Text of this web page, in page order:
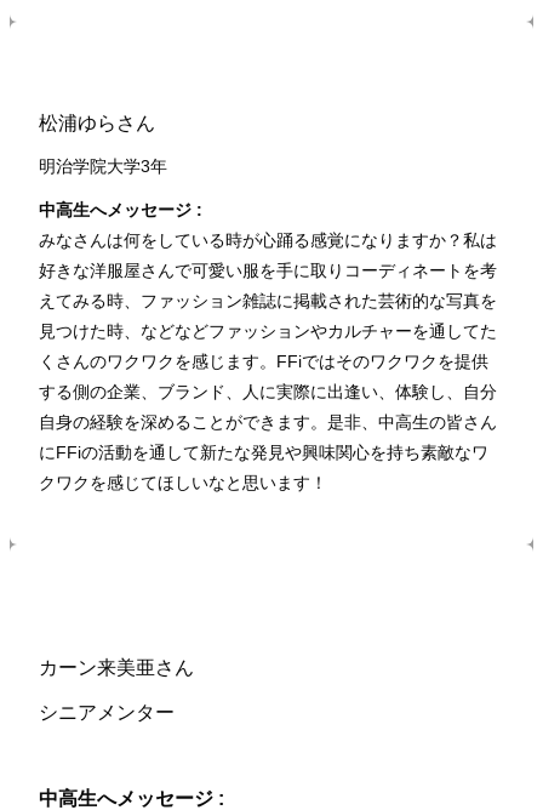
松浦ゆらさん
明治学院大学3年
中高生へメッセージ :
みなさんは何をしている時が心踊る感覚になりますか？私は
好きな洋服屋さんで可愛い服を手に取りコーディネートを考
えてみる時、ファッション雑誌に掲載された芸術的な写真を
見つけた時、などなどファッションやカルチャーを通してた
くさんのワクワクを感じます。FFiではそのワクワクを提供
する側の企業、ブランド、人に実際に出逢い、体験し、自分
自身の経験を深めることができます。是非、中高生の皆さん
にFFiの活動を通して新たな発見や興味関心を持ち素敵なワ
クワクを感じてほしいなと思います！
カーン来美亜さん
シニアメンター
中高生へメッセージ :